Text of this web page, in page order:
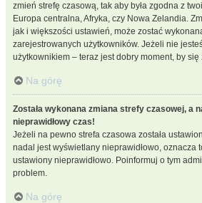
zmień strefę czasową, tak aby była zgodna z
Europa centralna, Afryka, czy Nowa Zelandia.
jak i większości ustawień, może zostać
zarejestrowanych użytkowników. Jeżeli nie
użytkownikiem – teraz jest dobry moment, by
Na górę
Została wykonana zmiana strefy czasowej, a
nieprawidłowy czas!
Jeżeli na pewno strefa czasowa została
nadal jest wyświetlany nieprawidłowo, oznacza
ustawiony nieprawidłowo. Poinformuj o tym
problem.
Na górę